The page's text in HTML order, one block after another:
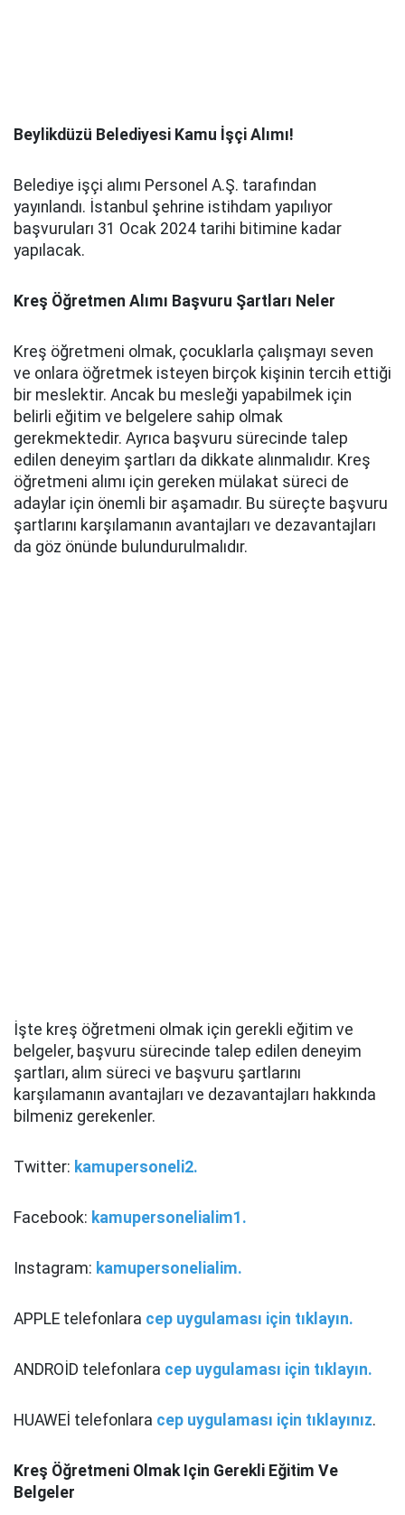
Beylikdüzü Belediyesi Kamu İşçi Alımı!
Belediye işçi alımı Personel A.Ş. tarafından
yayınlandı. İstanbul şehrine istihdam yapılıyor
başvuruları 31 Ocak 2024 tarihi bitimine kadar
yapılacak.
Kreş Öğretmen Alımı Başvuru Şartları Neler
Kreş öğretmeni olmak, çocuklarla çalışmayı seven
ve onlara öğretmek isteyen birçok kişinin tercih ettiği
bir meslektir. Ancak bu mesleği yapabilmek için
belirli eğitim ve belgelere sahip olmak
gerekmektedir. Ayrıca başvuru sürecinde talep
edilen deneyim şartları da dikkate alınmalıdır. Kreş
öğretmeni alımı için gereken mülakat süreci de
adaylar için önemli bir aşamadır. Bu süreçte başvuru
şartlarını karşılamanın avantajları ve dezavantajları
da göz önünde bulundurulmalıdır.
İşte kreş öğretmeni olmak için gerekli eğitim ve
belgeler, başvuru sürecinde talep edilen deneyim
şartları, alım süreci ve başvuru şartlarını
karşılamanın avantajları ve dezavantajları hakkında
bilmeniz gerekenler.
Twitter: kamupersoneli2.
Facebook: kamupersonelialim1.
Instagram: kamupersonelialim.
APPLE telefonlara cep uygulaması için tıklayın.
ANDROİD telefonlara cep uygulaması için tıklayın.
HUAWEİ telefonlara cep uygulaması için tıklayınız.
Kreş Öğretmeni Olmak Için Gerekli Eğitim Ve
Belgeler